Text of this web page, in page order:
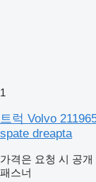
1
트럭 Volvo
spate dreapta
가격은 요청 시 공개
패스너